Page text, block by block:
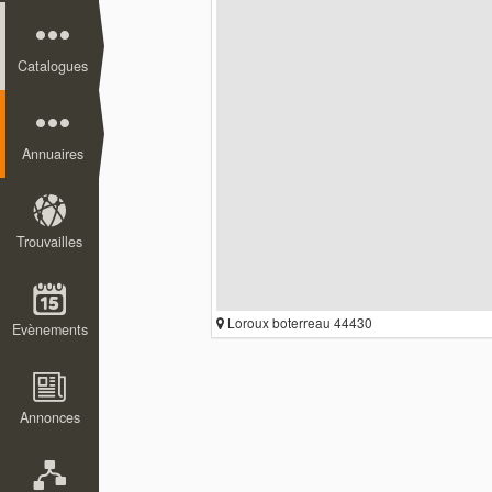
Catalogues
Annuaires
Trouvailles
Evènements
Annonces
Loroux boterreau 44430